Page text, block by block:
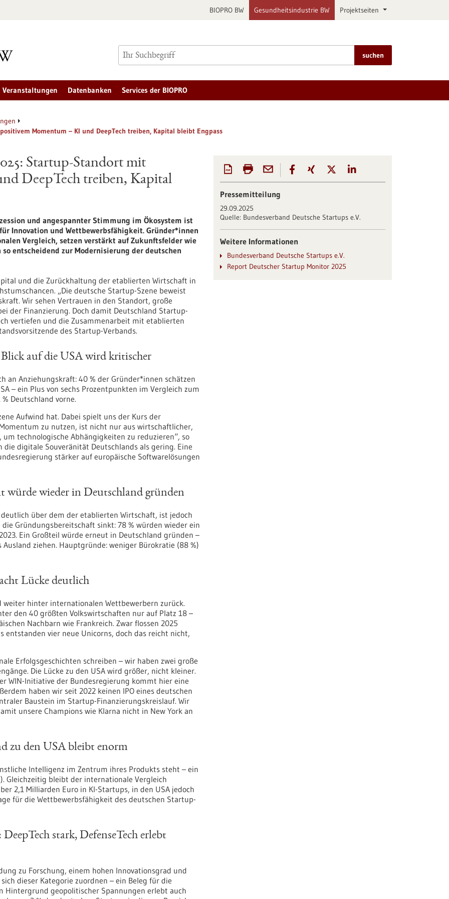
BIOPRO BW Gesundheitsindustrie BW Projektseiten
suchen
Veranstaltungen Datenbanken Services der BIOPRO
Momentum – KI und DeepTech treiben, Kapital bleibt Engpass
Startup-Standort mit
DeepTech treiben, Kapital
und angespannter Stimmung im Ökosystem ist
Innovation und Wettbewerbsfähigkeit. Gründer*innen
Vergleich, setzen verstärkt auf Zukunftsfelder wie
entscheidend zur Modernisierung der deutschen
und die Zurückhaltung der etablierten Wirtschaft in
„Die deutsche Startup-Szene beweist
Wir sehen Vertrauen in den Standort, große
der Finanzierung. Doch damit Deutschland Startup-
vertiefen und die Zusammenarbeit mit etablierten
des Startup-Verbands.
auf die USA wird kritischer
an Anziehungskraft: 40 % der Gründer*innen schätzen
– ein Plus von sechs Prozentpunkten im Vergleich zum
Deutschland vorne.
Aufwind hat. Dabei spielt uns der Kurs der
zu nutzen, ist nicht nur aus wirtschaftlicher,
technologische Abhängigkeiten zu reduzieren“, so
digitale Souveränität Deutschlands als gering. Eine
stärker auf europäische Softwarelösungen
wieder in Deutschland gründen
über dem der etablierten Wirtschaft, ist jedoch
Gründungsbereitschaft sinkt: 78 % würden wieder ein
Ein Großteil würde erneut in Deutschland gründen –
ziehen. Hauptgründe: weniger Bürokratie (88 %)
Lücke deutlich
hinter internationalen Wettbewerbern zurück.
den 40 größten Volkswirtschaften nur auf Platz 18 –
Nachbarn wie Frankreich. Zwar flossen 2025
entstanden vier neue Unicorns, doch das reicht nicht,
Erfolgsgeschichten schreiben – wir haben zwei große
Die Lücke zu den USA wird größer, nicht kleiner.
WIN-Initiative der Bundesregierung kommt hier eine
haben wir seit 2022 keinen IPO eines deutschen
Baustein im Startup-Finanzierungskreislauf. Wir
unsere Champions wie Klarna nicht in New York an
zu den USA bleibt enorm
Intelligenz im Zentrum ihres Produkts steht – ein
Gleichzeitig bleibt der internationale Vergleich
2,1 Milliarden Euro in KI-Startups, in den USA jedoch
für die Wettbewerbsfähigkeit des deutschen Startup-
stark, DefenseTech erlebt
zu Forschung, einem hohen Innovationsgrad und
dieser Kategorie zuordnen – ein Beleg für die
Hintergrund geopolitischer Spannungen erlebt auch
Pressemitteilung
29.09.2025
Quelle: Bundesverband Deutsche Startups e.V.
Weitere Informationen
Bundesverband Deutsche Startups e.V.
Report Deutscher Startup Monitor 2025